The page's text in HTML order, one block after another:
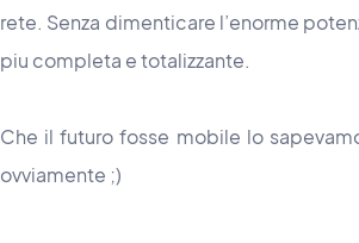
rete. Senza dimenticare l’enorme
piu completa e totalizzante.
Che il futuro fosse mobile lo
ovviamente ;)